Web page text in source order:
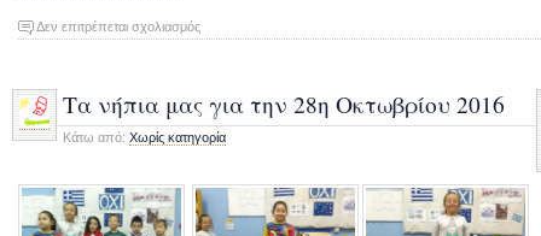
Δεν επιτρέπεται σχολιασμόςστο
Τα νήπια μας για την 28η Οκτωβρίου 2016
Κάτω από: Χωρίς κατηγορία